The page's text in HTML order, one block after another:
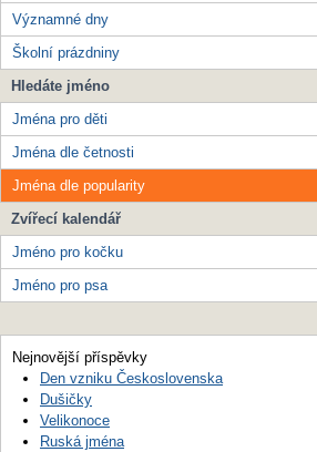
Významné dny
Školní prázdniny
Hledáte jméno
Jména pro děti
Jména dle četnosti
Jména dle popularity
Zvířecí kalendář
Jméno pro kočku
Jméno pro psa
Nejnovější příspěvky
Den vzniku Československa
Dušičky
Velikonoce
Ruská jména